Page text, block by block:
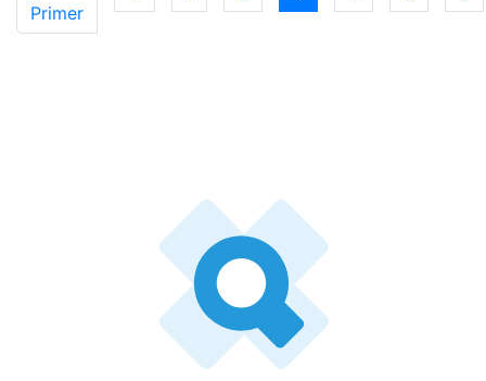
pàgina
Primer
anterior
actual